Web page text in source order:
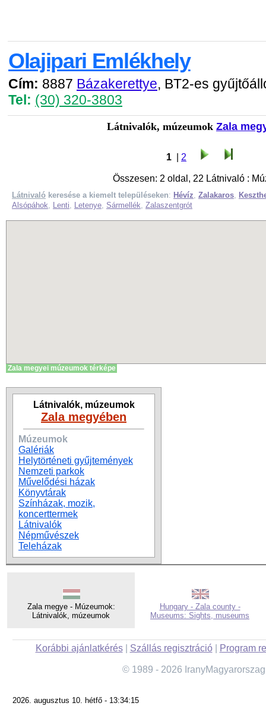
Olajipari Emlékhely
Cím: 8887 Bázakerettye, BT2-es
Tel: (30) 320-3803
Látnivalók, múzeumok Zala
1 2
Összesen: 2 oldal, 22 Látnivaló :
Látnivaló keresése a kiemelt településeken: Hévíz, Zalakaros,
Alsópáhok, Lenti, Letenye, Sármellék, Zalaszentgrót
Zala megyei múzeumok térképe
Látnivalók, múzeumok
Zala megyében
Múzeumok
Galériák
Helytörténeti gyűjtemények
Nemzeti parkok
Művelődési házak
Könyvtárak
Színházak, mozik,
koncerttermek
Látnivalók
Népművészek
Teleházak
Zala megye - Múzeumok:
Látnivalók, múzeumok
Hungary - Zala county -
Museums: Sights, museums
Korábbi ajánlatkérés| Szállás regisztráció| Program
© 1989 - 2026
2026. augusztus 10. hétfő - 13:34:15